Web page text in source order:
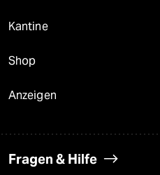
Kantine
Shop
Anzeigen
Fragen & Hilfe